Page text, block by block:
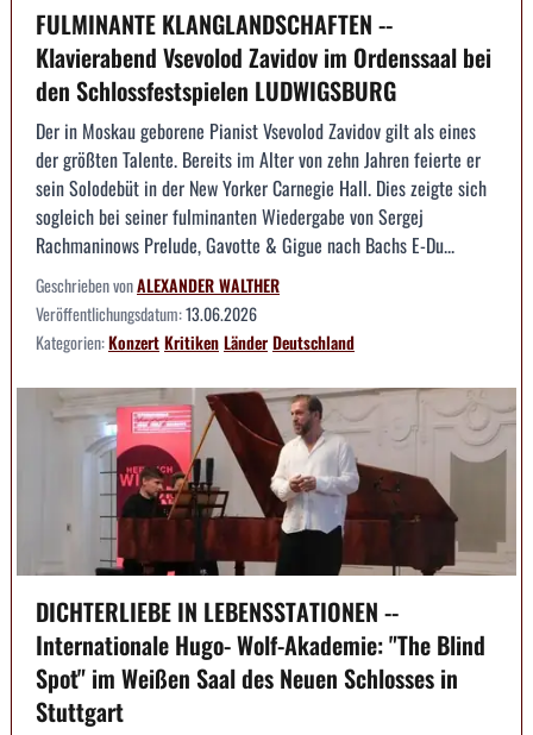
FULMINANTE KLANGLANDSCHAFTEN --
Klavierabend Vsevolod Zavidov im Ordenssaal bei
den Schlossfestspielen LUDWIGSBURG
Der in Moskau geborene Pianist Vsevolod Zavidov gilt als eines
der größten Talente. Bereits im Alter von zehn Jahren feierte er
sein Solodebüt in der New Yorker Carnegie Hall. Dies zeigte sich
sogleich bei seiner fulminanten Wiedergabe von Sergej
Rachmaninows Prelude, Gavotte & Gigue nach Bachs E-Du...
Geschrieben vonALEXANDER WALTHER
Veröffentlichungsdatum:13.06.2026
Kategorien:KonzertKritikenLänderDeutschland
DICHTERLIEBE IN LEBENSSTATIONEN --
Internationale Hugo- Wolf-Akademie: "The Blind
Spot" im Weißen Saal des Neuen Schlosses in
Stuttgart